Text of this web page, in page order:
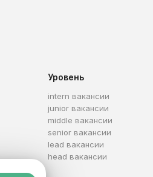
Уровень
intern вакансии
junior вакансии
middle вакансии
senior вакансии
lead вакансии
head вакансии